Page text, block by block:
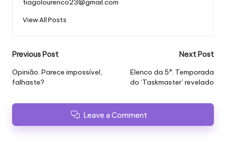
tiagolourenco23@gmail.com
View All Posts
Post
navigation
Previous Post
Opinião. Parece impossível,
falhaste?
Next Post
Elenco da 5ª. Temporada
do ‘Taskmaster’ revelado
Leave a Comment